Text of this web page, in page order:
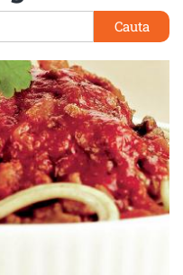
Cauta